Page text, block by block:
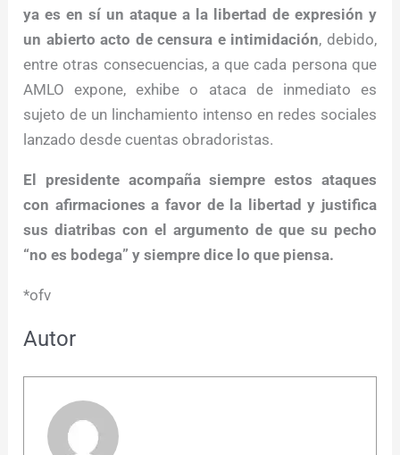
ya es en sí un ataque a la libertad de expresión y
un abierto acto de censura e intimidación, debido,
entre otras consecuencias, a que cada persona que
AMLO expone, exhibe o ataca de inmediato es
sujeto de un linchamiento intenso en redes sociales
lanzado desde cuentas obradoristas.
El presidente acompaña siempre estos ataques
con afirmaciones a favor de la libertad y justifica
sus diatribas con el argumento de que su pecho
“no es bodega” y siempre dice lo que piensa.
*ofv
Autor